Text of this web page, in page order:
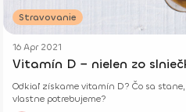
Stravovanie
16 Apr 2021
Vitamín D − nielen zo
Odkiaľ získame vitamín D? Čo sa
vlastne potrebujeme?